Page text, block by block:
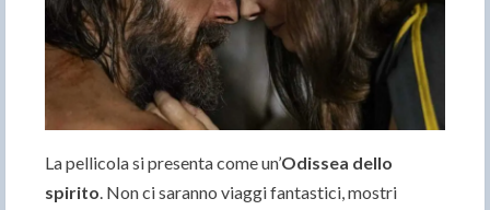
La pellicola si presenta come un’Odissea dello
spirito. Non ci saranno viaggi fantastici, mostri